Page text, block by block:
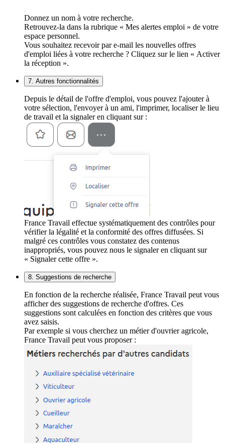
Donnez un nom à votre recherche.
Retrouvez-la dans la rubrique « Mes alertes emploi » de votre
espace personnel.
Vous souhaitez recevoir par e-mail les nouvelles offres
d'emploi liées à votre recherche ? Cliquez sur le lien « Activer
la réception ».
7. Autres fonctionnalités
Depuis le détail de l'offre d'emploi, vous pouvez l'ajouter à
votre sélection, l'envoyer à un ami, l'imprimer, localiser le lieu
de travail et la signaler en cliquant sur :
France Travail effectue systématiquement des contrôles pour
vérifier la légalité et la conformité des offres diffusées. Si
malgré ces contrôles vous constatez des contenus
inappropriés, vous pouvez nous le signaler en cliquant sur
« Signaler cette offre ».
8. Suggestions de recherche
En fonction de la recherche réalisée, France Travail peut vous
afficher des suggestions de recherche d'offres. Ces
suggestions sont calculées en fonction des critères que vous
avez saisis.
Par exemple si vous cherchez un métier d'ouvrier agricole,
France Travail peut vous proposer :